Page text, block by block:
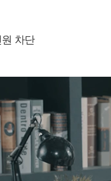
차단